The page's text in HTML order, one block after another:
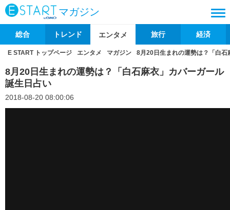
マガジン
総合 トレンド エンタメ 旅行 経済
E START トップページ エンタメ マガジン 8月20日生まれの運勢は？「白
8月20日生まれの運勢は？「白石麻衣」カバーガール
誕生日占い
2018-08-20 08:00:06